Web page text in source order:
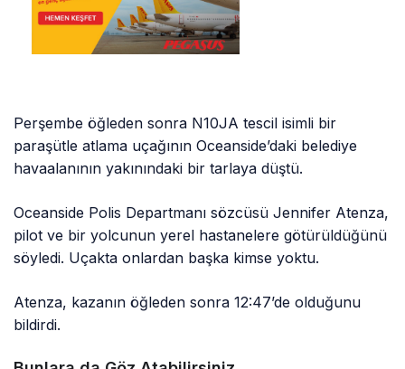
Perşembe öğleden sonra N10JA tescil isimli bir
paraşütle atlama uçağının Oceanside’daki belediye
havaalanının yakınındaki bir tarlaya düştü.
Oceanside Polis Departmanı sözcüsü Jennifer Atenza,
pilot ve bir yolcunun yerel hastanelere götürüldüğünü
söyledi. Uçakta onlardan başka kimse yoktu.
Atenza, kazanın öğleden sonra 12:47’de olduğunu
bildirdi.